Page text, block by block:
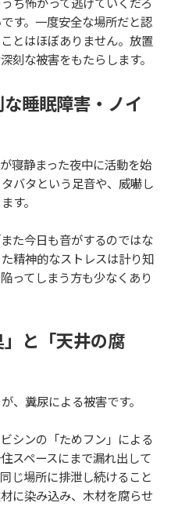
す。一度安全な場所だと認
とはほぼありません。放置
刻な被害をもたらします。
睡眠障害・ノイ
寝静まった夜中に活動を始
バタという足音や、威嚇し
す。
た今日も音がするのではな
精神的なストレスは計り知
ってしまう方も少なくあり
と「天井の腐
、糞尿による被害です。
シンの「ためフン」による
スペースにまで漏れ出して
じ場所に排泄し続けること
に染み込み、木材を腐らせ